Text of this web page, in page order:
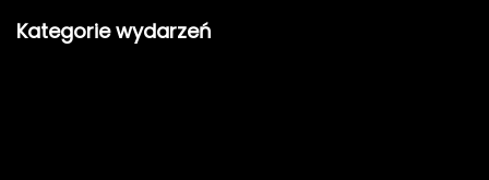
Kategorie wydarzeń